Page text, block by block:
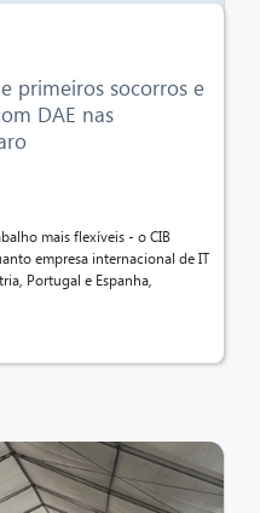
primeiros socorros e
DAE nas
mais flexíveis - o CIB
empresa internacional de IT
Portugal e Espanha,